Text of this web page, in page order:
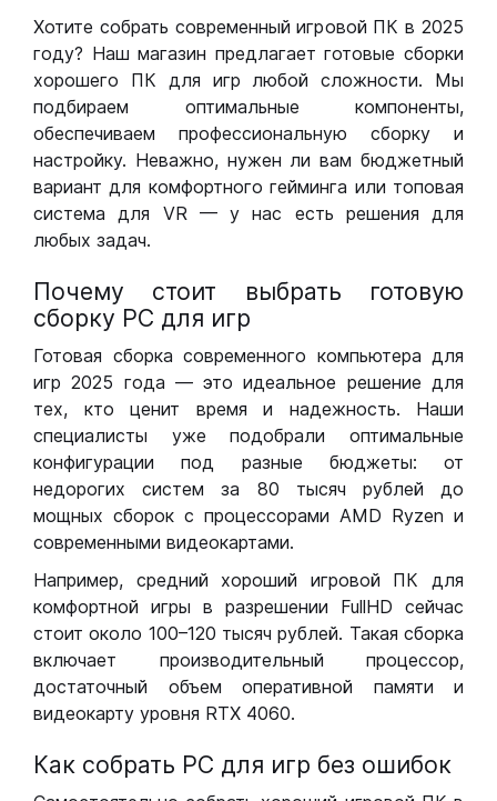
Хотите собрать современный игровой ПК в 2025
году? Наш магазин предлагает готовые сборки
хорошего ПК для игр любой сложности. Мы
подбираем оптимальные компоненты,
обеспечиваем профессиональную сборку и
настройку. Неважно, нужен ли вам бюджетный
вариант для комфортного гейминга или топовая
система для VR — у нас есть решения для
любых задач.
Почему стоит выбрать готовую
сборку РС для игр
Готовая сборка современного компьютера для
игр 2025 года — это идеальное решение для
тех, кто ценит время и надежность. Наши
специалисты уже подобрали оптимальные
конфигурации под разные бюджеты: от
недорогих систем за 80 тысяч рублей до
мощных сборок с процессорами AMD Ryzen и
современными видеокартами.
Например, средний хороший игровой ПК для
комфортной игры в разрешении FullHD сейчас
стоит около 100–120 тысяч рублей. Такая сборка
включает производительный процессор,
достаточный объем оперативной памяти и
видеокарту уровня RTX 4060.
Как собрать РС для игр без ошибок